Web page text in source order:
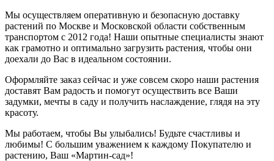
Мы осуществляем оперативную и безопасную доставку
растений по Москве и Московской области собственным
транспортом с 2012 года! Наши опытные специалисты знают
как грамотно и оптимально загрузить растения, чтобы они
доехали до Вас в идеальном состоянии.
Оформляйте заказ сейчас и уже совсем скоро наши растения
доставят Вам радость и помогут осуществить все Ваши
задумки, мечты в саду и получить наслаждение, глядя на эту
красоту.
Мы работаем, чтобы Вы улыбались! Будьте счастливы и
любимы! С большим уважением к каждому Покупателю и
растению, Ваш «Мартин-сад»!